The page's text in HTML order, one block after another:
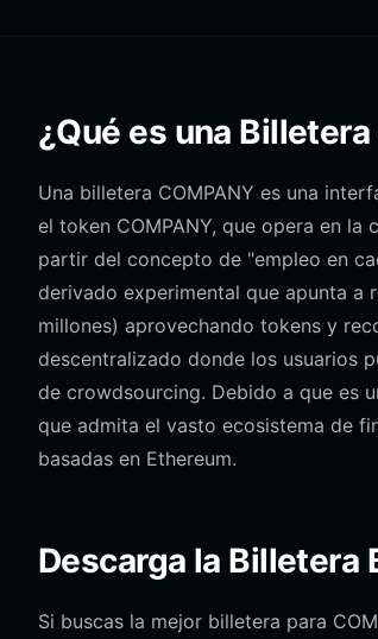
¿Qué es una Billetera
Una billetera COMPANY es una
el token COMPANY, que opera en la
partir del concepto de "empleo en
derivado experimental que apunta a
millones) aprovechando tokens y
descentralizado donde los usuarios
de crowdsourcing. Debido a que es
que admita el vasto ecosistema de
basadas en Ethereum.
Descarga la Billetera
Si buscas la mejor billetera para